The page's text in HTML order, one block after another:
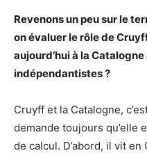
Revenons un peu sur le
on évaluer le rôle de
aujourd’hui à la
indépendantistes ?
Cruyff et la Catalogne,
demande toujours qu’elle
de calcul. D’abord, il vit